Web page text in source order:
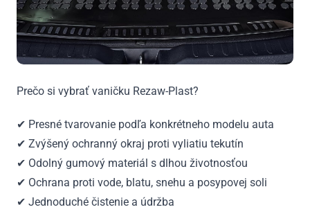
Prečo si vybrať vaničku Rezaw-Plast?
✔ Presné tvarovanie podľa konkrétneho modelu auta
✔ Zvýšený ochranný okraj proti vyliatiu tekutín
✔ Odolný gumový materiál s dlhou životnosťou
✔ Ochrana proti vode, blatu, snehu a posypovej soli
✔ Jednoduché čistenie a údržba